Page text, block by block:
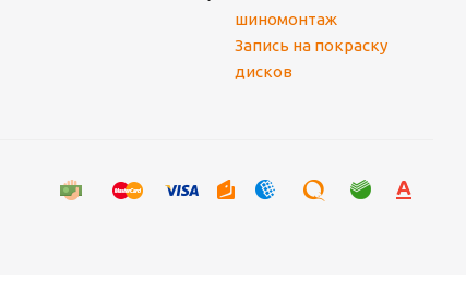
шиномонтаж
Запись на покраску
дисков